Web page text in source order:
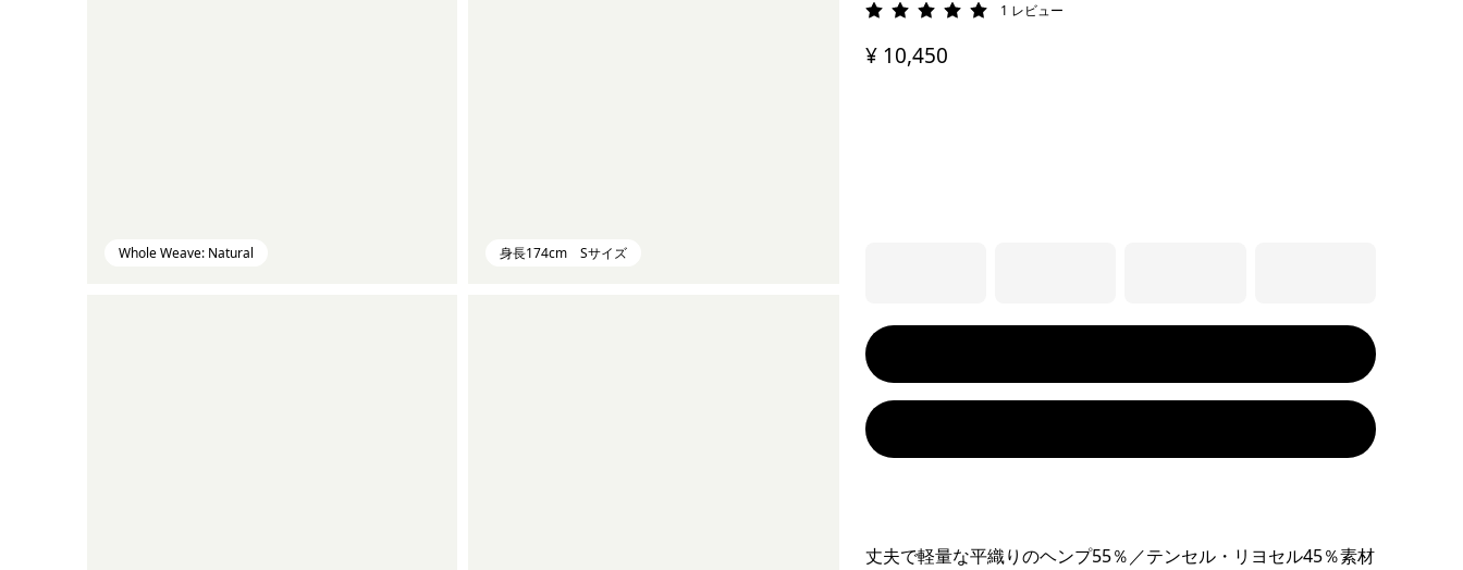
Whole Weave: Natural 身長174cm Sサイズ
評価: 5 / 5 1 レビュー
¥ 10,450
丈夫で軽量な平織りのヘンプ55％／テンセル・リヨセル45％素材